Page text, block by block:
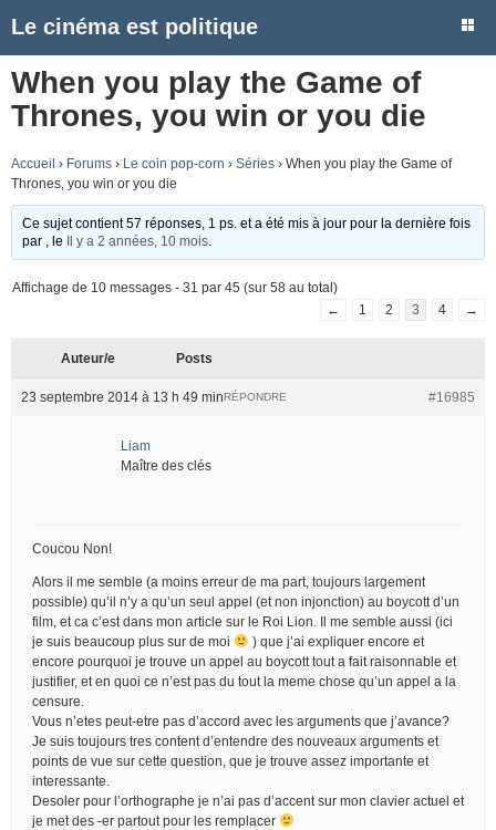
Le cinéma est politique
When you play the Game of
Thrones, you win or you die
Accueil › Forums › Le coin pop-corn › Séries › When you play the Game of
Thrones, you win or you die
Ce sujet contient 57 réponses, 1 ps. et a été mis à jour pour la dernière fois
par
, le Il y a 2 années, 10 mois
Affichage de 10 messages - 31 par 45 (sur 58 au total)
←
1 2 3 4 →
Auteur/e Posts
23 septembre 2014 à 13 h 49 min #16985
RÉPONDRE
Liam
Maître des clés
Coucou Non!
Alors il me semble (a moins erreur de ma part, toujours largement
possible) qu’il n’y a qu’un seul appel (et non injonction) au boycott d’un
film, et ca c’est dans mon article sur le Roi Lion. Il me semble aussi (ici
je suis beaucoup plus sur de moi
) que j’ai expliquer encore et
encore pourquoi je trouve un appel au boycott tout a fait raisonnable et
justifier, et en quoi ce n’est pas du tout la meme chose qu’un appel a la
censure.
Vous n’etes peut-etre pas d’accord avec les arguments que j’avance?
Je suis toujours tres content d’entendre des nouveaux arguments et
points de vue sur cette question, que je trouve assez importante et
interessante.
Desoler pour l’orthographe je n’ai pas d’accent sur mon clavier actuel et
je met des -er partout pour les remplacer